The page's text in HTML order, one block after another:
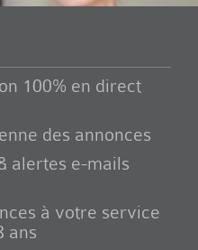
100% en direct
des annonces
alertes e-mails
à votre service
ans